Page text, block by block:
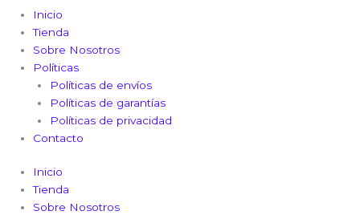
Inicio
Tienda
Sobre Nosotros
Políticas
Políticas de envíos
Políticas de garantías
Políticas de privacidad
Contacto
Inicio
Tienda
Sobre Nosotros